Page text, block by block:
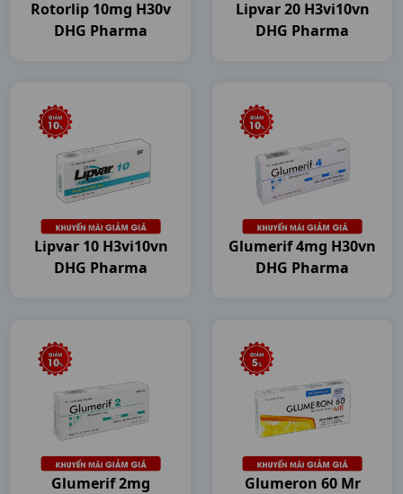
Rotorlip 10mg H30v
DHG Pharma
Lipvar 20 H3vi10vn
DHG Pharma
Lipvar 10 H3vi10vn
DHG Pharma
Glumerif 4mg H30vn
DHG Pharma
Glumerif 2mg
Glumeron 60 Mr